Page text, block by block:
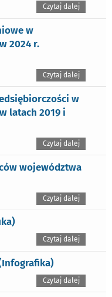
Czytaj dalej
w
2024 r.
Czytaj dalej
w
latach 2019 i
Czytaj dalej
województwa
Czytaj dalej
Czytaj dalej
Czytaj dalej